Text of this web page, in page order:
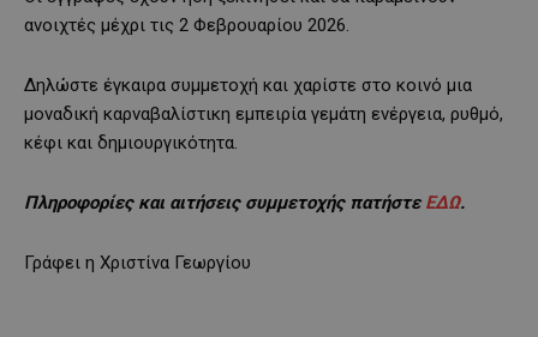
ανοιχτές μέχρι τις 2 Φεβρουαρίου 2026.
Δηλώστε έγκαιρα συμμετοχή και χαρίστε στο κοινό μια
μοναδική καρναβαλίστικη εμπειρία γεμάτη ενέργεια, ρυθμό,
κέφι και δημιουργικότητα.
Πληροφορίες και αιτήσεις συμμετοχής πατήστε ΕΔΩ.
Γράφει η Χριστίνα Γεωργίου